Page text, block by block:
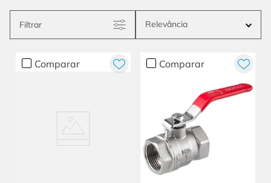
Filtrar Relevância
Comparar Comparar